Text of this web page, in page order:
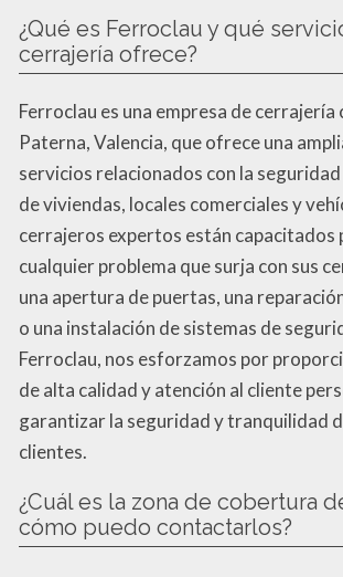
¿Qué es Ferroclau y qué
cerrajería ofrece?
Ferroclau es una empresa de cerrajería
Paterna, Valencia, que ofrece una
servicios relacionados con la
de viviendas, locales comerciales y
cerrajeros expertos están capacitados
cualquier problema que surja con sus
una apertura de puertas, una
o una instalación de sistemas de
Ferroclau, nos esforzamos por
de alta calidad y atención al cliente
garantizar la seguridad y tranquilidad
clientes.
¿Cuál es la zona de cobertura
cómo puedo contactarlos?